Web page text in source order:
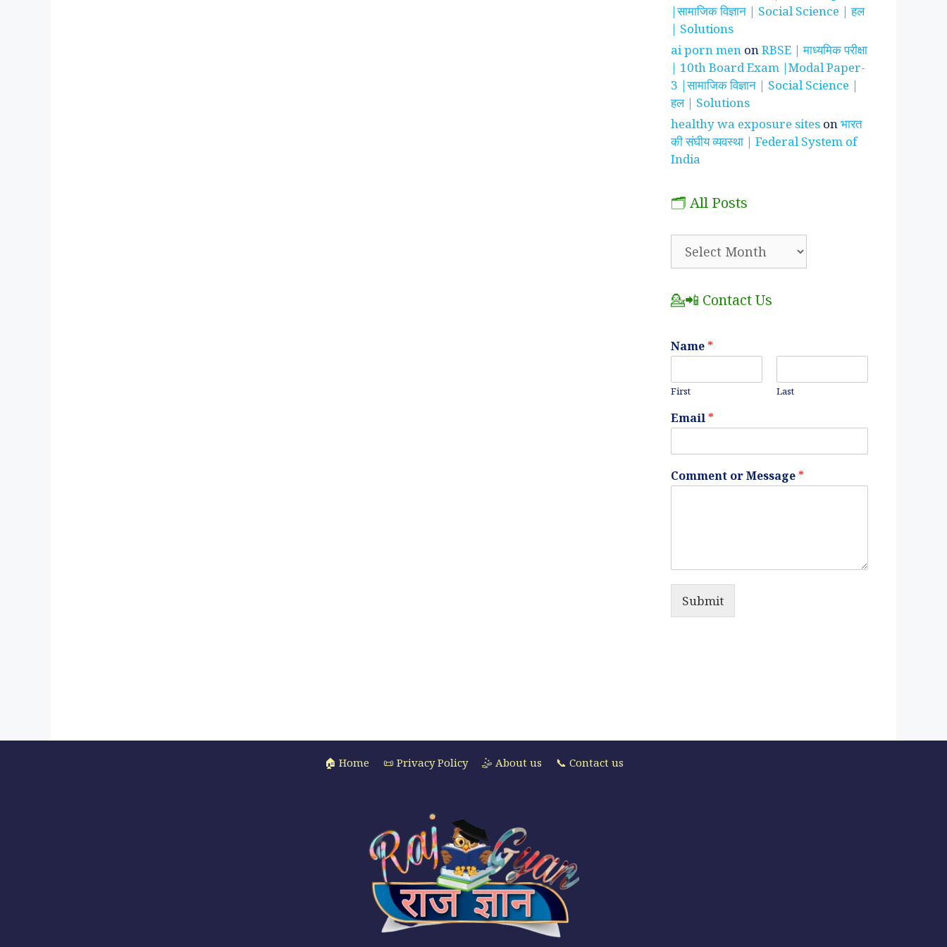
|सामाजिक विज्ञान | Social Science | हल
| Solutions
ai porn men onRBSE | माध्यमिक परीक्षा
| 10th Board Exam |Modal Paper-
3 |सामाजिक विज्ञान | Social Science |
हल | Solutions
healthy wa exposure sites onभारत
की संघीय व्यवस्था | Federal System of
India
🗂️ All Posts
💁📲 Contact Us
Name *
First Last
Email *
Comment or Message *
Submit
🏠 Home 📜 Privacy Policy 🤹 About us 📞 Contact us